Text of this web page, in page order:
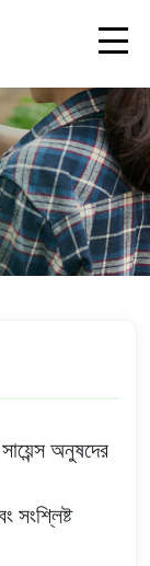
অনুষদের
সংশ্লিষ্ট